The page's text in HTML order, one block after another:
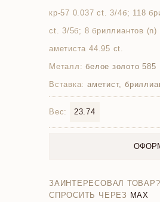
кр-57 0.037 ct. 3/4б; 118
ct. 3/5б; 8 бриллиантов
аметиста 44.95 ct.
Металл: белое золото 585
Вставка: аметист,
Вес: 23.74
ЗАИНТЕРЕСОВАЛ ТОВАР?
СПРОСИТЬ ЧЕРЕЗ MAX